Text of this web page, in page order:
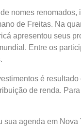
nomes
de Freitas. Na
apresentou seus
Entre os
é
de renda.
sua agenda em